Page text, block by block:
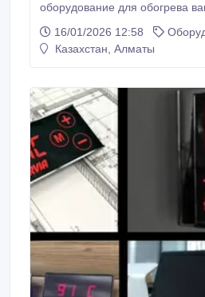
оборудование для обогрева
датского, от компаний Devi и ЧТК. Вам достаточно
позвонить по номеру телефона
16/01/2026 12:58
Казахстан, Алматы